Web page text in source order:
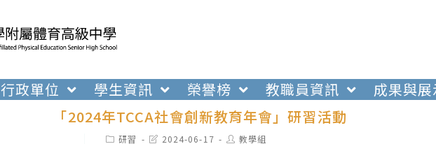
行政單位 學生資訊 榮譽榜 教職員資訊
成果與
「2024年TCCA社會創新教育年會」研習活動
Post研習
Post2024-06-17
Post教學組